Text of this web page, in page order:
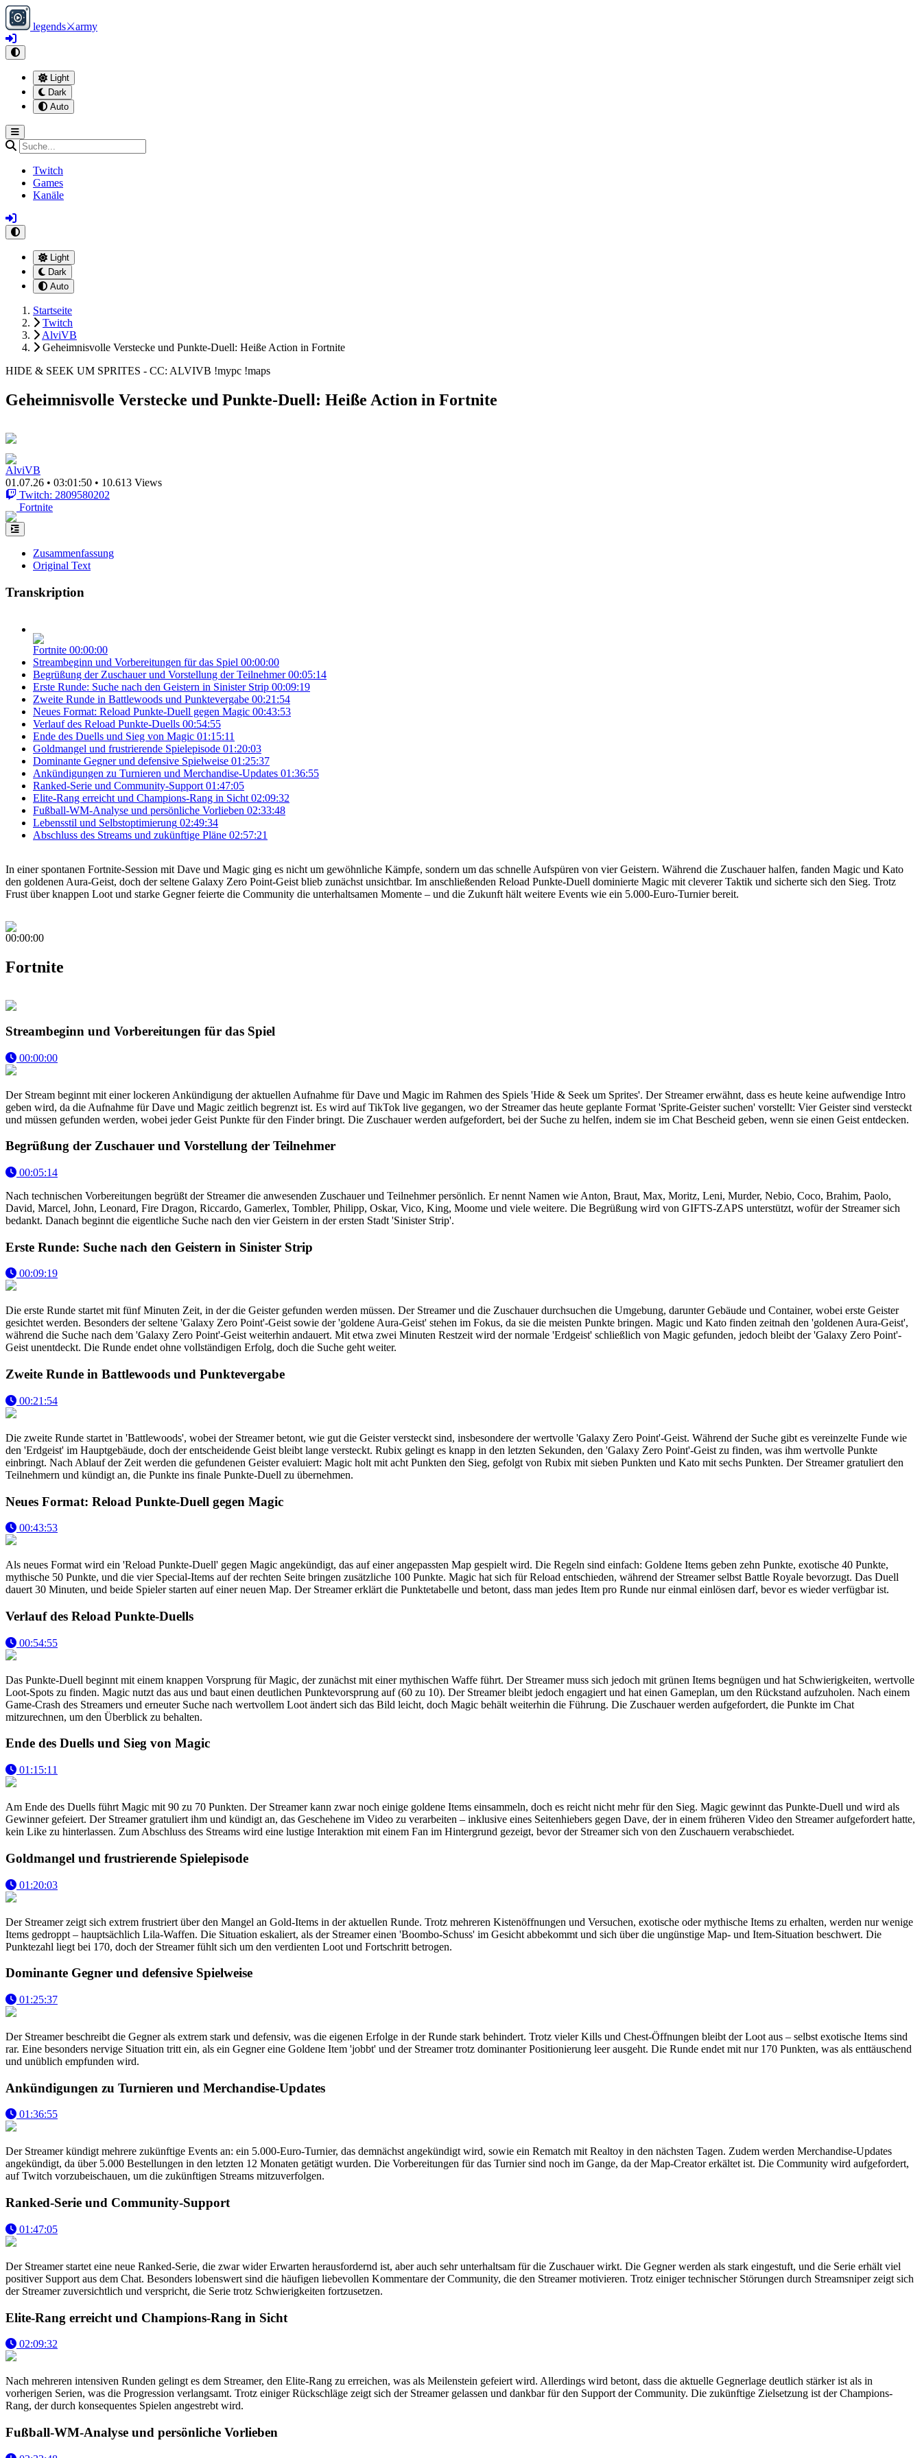
legends⚔army
Light
Dark
Auto
Twitch
Games
Kanäle
Light
Dark
Auto
Startseite
Twitch
AlviVB
Geheimnisvolle Verstecke und Punkte-Duell: Heiße Action in Fortnite
HIDE & SEEK UM SPRITES - CC: ALVIVB !mypc !maps
Geheimnisvolle Verstecke und Punkte-Duell: Heiße Action in Fortnite
AlviVB
01.07.26 • 03:01:50 • 10.613 Views
Twitch: 2809580202
Fortnite
Zusammenfassung
Original Text
Transkription
Fortnite 00:00:00
Streambeginn und Vorbereitungen für das Spiel 00:00:00
Begrüßung der Zuschauer und Vorstellung der Teilnehmer 00:05:14
Erste Runde: Suche nach den Geistern in Sinister Strip 00:09:19
Zweite Runde in Battlewoods und Punktevergabe 00:21:54
Neues Format: Reload Punkte-Duell gegen Magic 00:43:53
Verlauf des Reload Punkte-Duells 00:54:55
Ende des Duells und Sieg von Magic 01:15:11
Goldmangel und frustrierende Spielepisode 01:20:03
Dominante Gegner und defensive Spielweise 01:25:37
Ankündigungen zu Turnieren und Merchandise-Updates 01:36:55
Ranked-Serie und Community-Support 01:47:05
Elite-Rang erreicht und Champions-Rang in Sicht 02:09:32
Fußball-WM-Analyse und persönliche Vorlieben 02:33:48
Lebensstil und Selbstoptimierung 02:49:34
Abschluss des Streams und zukünftige Pläne 02:57:21
In einer spontanen Fortnite-Session mit Dave und Magic ging es nicht um gewöhnliche Kämpfe, sondern um das schnelle Aufspüren von vier Geistern. Während die Zuschauer halfen, fanden Magic und Kato
den goldenen Aura-Geist, doch der seltene Galaxy Zero Point-Geist blieb zunächst unsichtbar. Im anschließenden Reload Punkte-Duell dominierte Magic mit cleverer Taktik und sicherte sich den Sieg. Trotz
Frust über knappen Loot und starke Gegner feierte die Community die unterhaltsamen Momente – und die Zukunft hält weitere Events wie ein 5.000-Euro-Turnier bereit.
00:00:00
Fortnite
Streambeginn und Vorbereitungen für das Spiel
00:00:00
Der Stream beginnt mit einer lockeren Ankündigung der aktuellen Aufnahme für Dave und Magic im Rahmen des Spiels 'Hide & Seek um Sprites'. Der Streamer erwähnt, dass es heute keine aufwendige Intro
geben wird, da die Aufnahme für Dave und Magic zeitlich begrenzt ist. Es wird auf TikTok live gegangen, wo der Streamer das heute geplante Format 'Sprite-Geister suchen' vorstellt: Vier Geister sind versteckt
und müssen gefunden werden, wobei jeder Geist Punkte für den Finder bringt. Die Zuschauer werden aufgefordert, bei der Suche zu helfen, indem sie im Chat Bescheid geben, wenn sie einen Geist entdecken.
Begrüßung der Zuschauer und Vorstellung der Teilnehmer
00:05:14
Nach technischen Vorbereitungen begrüßt der Streamer die anwesenden Zuschauer und Teilnehmer persönlich. Er nennt Namen wie Anton, Braut, Max, Moritz, Leni, Murder, Nebio, Coco, Brahim, Paolo,
David, Marcel, John, Leonard, Fire Dragon, Riccardo, Gamerlex, Tombler, Philipp, Oskar, Vico, King, Moome und viele weitere. Die Begrüßung wird von GIFTS-ZAPS unterstützt, wofür der Streamer sich
bedankt. Danach beginnt die eigentliche Suche nach den vier Geistern in der ersten Stadt 'Sinister Strip'.
Erste Runde: Suche nach den Geistern in Sinister Strip
00:09:19
Die erste Runde startet mit fünf Minuten Zeit, in der die Geister gefunden werden müssen. Der Streamer und die Zuschauer durchsuchen die Umgebung, darunter Gebäude und Container, wobei erste Geister
gesichtet werden. Besonders der seltene 'Galaxy Zero Point'-Geist sowie der 'goldene Aura-Geist' stehen im Fokus, da sie die meisten Punkte bringen. Magic und Kato finden zeitnah den 'goldenen Aura-Geist',
während die Suche nach dem 'Galaxy Zero Point'-Geist weiterhin andauert. Mit etwa zwei Minuten Restzeit wird der normale 'Erdgeist' schließlich von Magic gefunden, jedoch bleibt der 'Galaxy Zero Point'-
Geist unentdeckt. Die Runde endet ohne vollständigen Erfolg, doch die Suche geht weiter.
Zweite Runde in Battlewoods und Punktevergabe
00:21:54
Die zweite Runde startet in 'Battlewoods', wobei der Streamer betont, wie gut die Geister versteckt sind, insbesondere der wertvolle 'Galaxy Zero Point'-Geist. Während der Suche gibt es vereinzelte Funde wie
den 'Erdgeist' im Hauptgebäude, doch der entscheidende Geist bleibt lange versteckt. Rubix gelingt es knapp in den letzten Sekunden, den 'Galaxy Zero Point'-Geist zu finden, was ihm wertvolle Punkte
einbringt. Nach Ablauf der Zeit werden die gefundenen Geister evaluiert: Magic holt mit acht Punkten den Sieg, gefolgt von Rubix mit sieben Punkten und Kato mit sechs Punkten. Der Streamer gratuliert den
Teilnehmern und kündigt an, die Punkte ins finale Punkte-Duell zu übernehmen.
Neues Format: Reload Punkte-Duell gegen Magic
00:43:53
Als neues Format wird ein 'Reload Punkte-Duell' gegen Magic angekündigt, das auf einer angepassten Map gespielt wird. Die Regeln sind einfach: Goldene Items geben zehn Punkte, exotische 40 Punkte,
mythische 50 Punkte, und die vier Special-Items auf der rechten Seite bringen zusätzliche 100 Punkte. Magic hat sich für Reload entschieden, während der Streamer selbst Battle Royale bevorzugt. Das Duell
dauert 30 Minuten, und beide Spieler starten auf einer neuen Map. Der Streamer erklärt die Punktetabelle und betont, dass man jedes Item pro Runde nur einmal einlösen darf, bevor es wieder verfügbar ist.
Verlauf des Reload Punkte-Duells
00:54:55
Das Punkte-Duell beginnt mit einem knappen Vorsprung für Magic, der zunächst mit einer mythischen Waffe führt. Der Streamer muss sich jedoch mit grünen Items begnügen und hat Schwierigkeiten, wertvolle
Loot-Spots zu finden. Magic nutzt das aus und baut einen deutlichen Punktevorsprung auf (60 zu 10). Der Streamer bleibt jedoch engagiert und hat einen Gameplan, um den Rückstand aufzuholen. Nach einem
Game-Crash des Streamers und erneuter Suche nach wertvollem Loot ändert sich das Bild leicht, doch Magic behält weiterhin die Führung. Die Zuschauer werden aufgefordert, die Punkte im Chat
mitzurechnen, um den Überblick zu behalten.
Ende des Duells und Sieg von Magic
01:15:11
Am Ende des Duells führt Magic mit 90 zu 70 Punkten. Der Streamer kann zwar noch einige goldene Items einsammeln, doch es reicht nicht mehr für den Sieg. Magic gewinnt das Punkte-Duell und wird als
Gewinner gefeiert. Der Streamer gratuliert ihm und kündigt an, das Geschehene im Video zu verarbeiten – inklusive eines Seitenhiebers gegen Dave, der in einem früheren Video den Streamer aufgefordert hatte,
kein Like zu hinterlassen. Zum Abschluss des Streams wird eine lustige Interaktion mit einem Fan im Hintergrund gezeigt, bevor der Streamer sich von den Zuschauern verabschiedet.
Goldmangel und frustrierende Spielepisode
01:20:03
Der Streamer zeigt sich extrem frustriert über den Mangel an Gold-Items in der aktuellen Runde. Trotz mehreren Kistenöffnungen und Versuchen, exotische oder mythische Items zu erhalten, werden nur wenige
Items gedroppt – hauptsächlich Lila-Waffen. Die Situation eskaliert, als der Streamer einen 'Boombo-Schuss' im Gesicht abbekommt und sich über die ungünstige Map- und Item-Situation beschwert. Die
Punktezahl liegt bei 170, doch der Streamer fühlt sich um den verdienten Loot und Fortschritt betrogen.
Dominante Gegner und defensive Spielweise
01:25:37
Der Streamer beschreibt die Gegner als extrem stark und defensiv, was die eigenen Erfolge in der Runde stark behindert. Trotz vieler Kills und Chest-Öffnungen bleibt der Loot aus – selbst exotische Items sind
rar. Eine besonders nervige Situation tritt ein, als ein Gegner eine Goldene Item 'jobbt' und der Streamer trotz dominanter Positionierung leer ausgeht. Die Runde endet mit nur 170 Punkten, was als enttäuschend
und unüblich empfunden wird.
Ankündigungen zu Turnieren und Merchandise-Updates
01:36:55
Der Streamer kündigt mehrere zukünftige Events an: ein 5.000-Euro-Turnier, das demnächst angekündigt wird, sowie ein Rematch mit Realtoy in den nächsten Tagen. Zudem werden Merchandise-Updates
angekündigt, da über 5.000 Bestellungen in den letzten 12 Monaten getätigt wurden. Die Vorbereitungen für das Turnier sind noch im Gange, da der Map-Creator erkältet ist. Die Community wird aufgefordert,
auf Twitch vorzubeischauen, um die zukünftigen Streams mitzuverfolgen.
Ranked-Serie und Community-Support
01:47:05
Der Streamer startet eine neue Ranked-Serie, die zwar wider Erwarten herausfordernd ist, aber auch sehr unterhaltsam für die Zuschauer wirkt. Die Gegner werden als stark eingestuft, und die Serie erhält viel
positiver Support aus dem Chat. Besonders lobenswert sind die häufigen liebevollen Kommentare der Community, die den Streamer motivieren. Trotz einiger technischer Störungen durch Streamsniper zeigt sich
der Streamer zuversichtlich und verspricht, die Serie trotz Schwierigkeiten fortzusetzen.
Elite-Rang erreicht und Champions-Rang in Sicht
02:09:32
Nach mehreren intensiven Runden gelingt es dem Streamer, den Elite-Rang zu erreichen, was als Meilenstein gefeiert wird. Allerdings wird betont, dass die aktuelle Gegnerlage deutlich stärker ist als in
vorherigen Serien, was die Progression verlangsamt. Trotz einiger Rückschläge zeigt sich der Streamer gelassen und dankbar für den Support der Community. Die zukünftige Zielsetzung ist der Champions-
Rang, der durch konsequentes Spielen angestrebt wird.
Fußball-WM-Analyse und persönliche Vorlieben